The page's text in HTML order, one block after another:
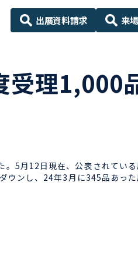
出展資料請求 来
受理1,000
5月12日現在、公表されてい
ウンし、24年3月に345品あっ